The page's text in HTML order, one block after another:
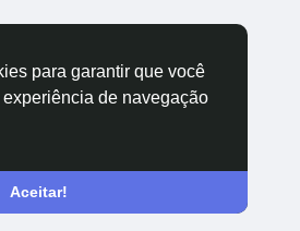
para garantir que você
de navegação
Aceitar!